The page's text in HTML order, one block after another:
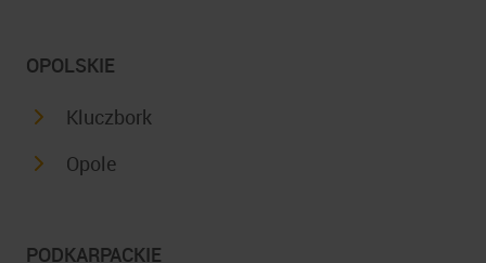
OPOLSKIE
Kluczbork
Opole
PODKARPACKIE